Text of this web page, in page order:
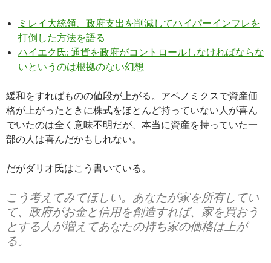
ミレイ大統領、政府支出を削減してハイパーインフレを
打倒した方法を語る
ハイエク氏: 通貨を政府がコントロールしなければならな
いというのは根拠のない幻想
緩和をすればものの値段が上がる。アベノミクスで資産価
格が上がったときに株式をほとんど持っていない人が喜ん
でいたのは全く意味不明だが、本当に資産を持っていた一
部の人は喜んだかもしれない。
だがダリオ氏はこう書いている。
こう考えてみてほしい。あなたが家を所有してい
て、政府がお金と信用を創造すれば、家を買おう
とする人が増えてあなたの持ち家の価格は上が
る。